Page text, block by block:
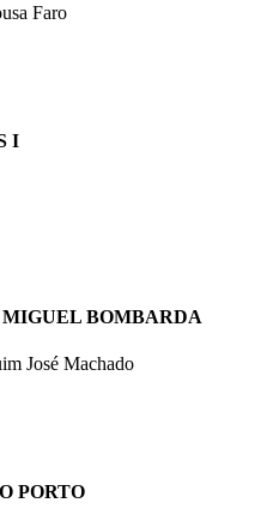
Faro
I
BOMBARDA
José Machado
PORTO